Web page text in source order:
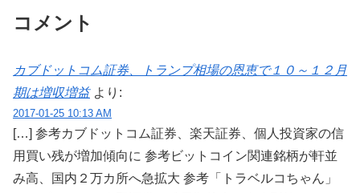
コメント
カブドットコム証券、トランプ相場の恩恵で１０～１２月
期は増収増益 より:
2017-01-25 10:13 AM
[…] 参考カブドットコム証券、楽天証券、個人投資家の信
用買い残が増加傾向に 参考ビットコイン関連銘柄が軒並
み高、国内２万カ所へ急拡大 参考「トラベルコちゃん」